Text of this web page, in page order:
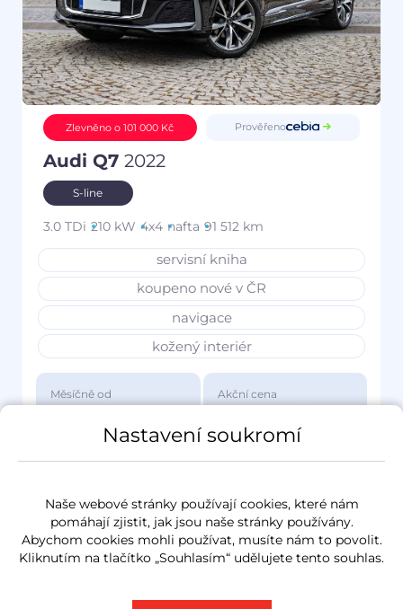
Zlevněno o 101 000 Kč Prověřeno
Audi Q7 2022
S-line
3.0 TDi 210 kW 4x4 nafta 91 512 km
servisní kniha
koupeno nové v ČR
navigace
kožený interiér
Měsíčně od
3 417 Kč
Akční cena
1 149 000 Kč
Nastavení soukromí
Naše webové stránky používají cookies, které nám
pomáhají zjistit, jak jsou naše stránky používány.
Abychom cookies mohli používat, musíte nám to povolit.
Kliknutím na tlačítko „Souhlasím“ udělujete tento souhlas.